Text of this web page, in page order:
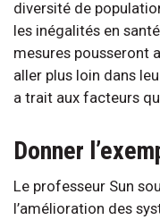
diversité de
les inégalités en
mesures pousseront
aller plus loin dans
a trait aux facteurs
Donner
Le professeur Sun
l’amélioration des